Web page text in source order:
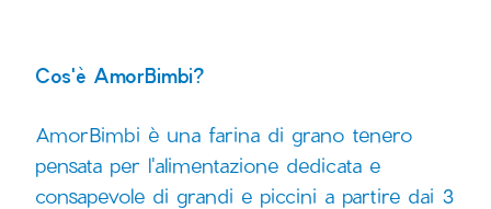
Cos'è AmorBimbi?
AmorBimbi è una farina di grano tenero
pensata per l'alimentazione dedicata e
consapevole di grandi e piccini a partire dai 3